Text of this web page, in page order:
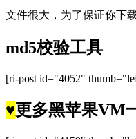
文件很大，为了保证你下
md5校验工具
[ri-post id="4052"
♥更多黑苹果VM